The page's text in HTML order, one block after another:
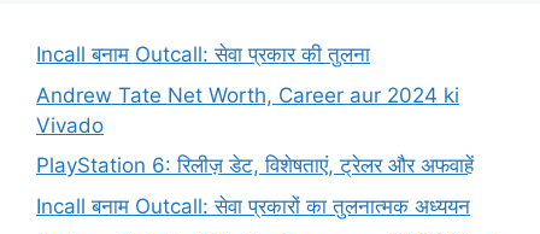
Incall बनाम Outcall: सेवा प्रकार की तुलना
Andrew Tate Net Worth, Career aur 2024 ki
Vivado
PlayStation 6: रिलीज़ डेट, विशेषताएं, ट्रेलर और अफवाहें
Incall बनाम Outcall: सेवा प्रकारों का तुलनात्मक अध्ययन